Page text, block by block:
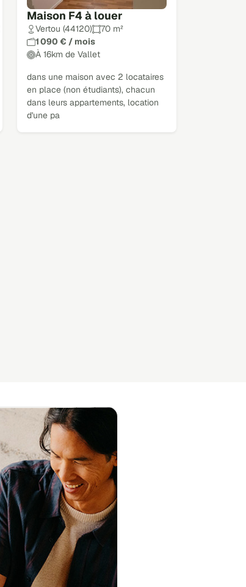
Maison F4 à louer
Vertou (44120)
70 m²
1 090 € / mois
À 16km de Vallet
dans une maison avec 2 locataires
en place (non étudiants), chacun
dans leurs appartements, location
d'une pa